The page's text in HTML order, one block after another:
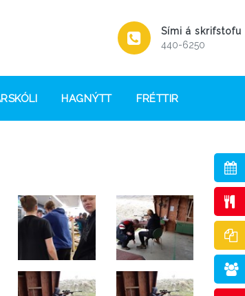
Sími á skrifstofu
440-6250
HAGNÝTT FRÉTTIR